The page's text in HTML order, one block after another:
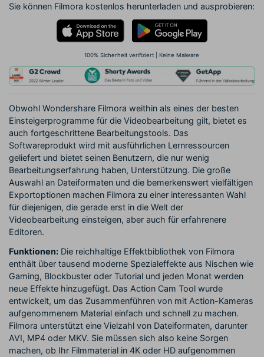
Sie können Filmora kostenlos herunterladen und ausprobieren:
100% Sicherheit verifiziert | Keine Malware
Obwohl Wondershare Filmora weithin als eines der besten
Einsteigerprogramme für die Videobearbeitung gilt, bietet es
auch fortgeschrittene Bearbeitungstools. Das
Softwareprodukt wird mit ausführlichen Lernressourcen
geliefert und bietet seinen Benutzern, die nur wenig
Bearbeitungserfahrung haben, Unterstützung. Die große
Auswahl an Dateiformaten und die bemerkenswert vielfältigen
Exportoptionen machen Filmora zu einer interessanten Wahl
für diejenigen, die gerade erst in die Welt der
Videobearbeitung einsteigen, aber auch für erfahrenere
Editoren.
Funktionen: Die reichhaltige Effektbibliothek von Filmora
enthält über tausend moderne Spezialeffekte aus Nischen wie
Gaming, Blockbuster oder Tutorial und jeden Monat werden
neue Effekte hinzugefügt. Das Action Cam Tool wurde
entwickelt, um das Zusammenführen von mit Action-Kameras
aufgenommenem Material einfach und schnell zu machen.
Filmora unterstützt eine Vielzahl von Dateiformaten, darunter
AVI, MP4 oder MKV. Sie müssen sich also keine Sorgen
machen, ob Ihr Filmmaterial in 4K oder HD aufgenommen